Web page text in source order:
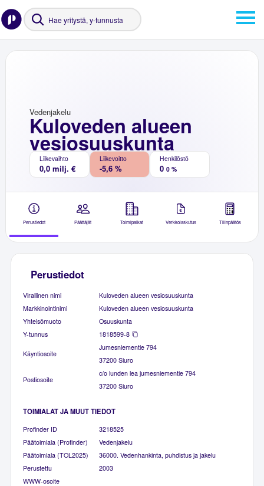
Kuloveden alueen
vesiosuuskunta
Vedenjakelu
Liikevaihto
0,0 milj. €
Liikevoitto
-5,6 %
Henkilöstö
0 0 %
Perustiedot Päättäjät Toimipaikat Verkkolaskutus Tilinpäätös
Perustiedot
Virallinen nimi
Kuloveden alueen vesiosuuskunta
Markkinointinimi
Kuloveden alueen vesiosuuskunta
Yhteisömuoto
Osuuskunta
Y-tunnus
1818599-8
Käyntiosoite
Jumesniementie 794
37200 Siuro
Postiosoite
c/o lunden lea jumesniementie 794
37200 Siuro
TOIMIALAT JA MUUT TIEDOT
Profinder ID
3218525
Päätoimiala (Profinder)
Vedenjakelu
Päätoimiala (TOL2025)
36000. Vedenhankinta, puhdistus ja jakelu
Perustettu
2003
WWW-osoite